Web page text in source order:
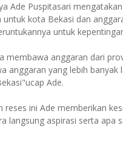
Ade Puspitasari
untuk kota Bekasi dan
untuk
membawa anggaran dari
anggaran yang lebih
Ade.
reses ini Ade memberikan
langsung aspirasi serta apa